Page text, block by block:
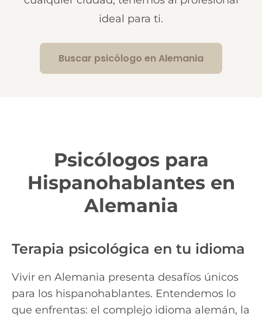
ideal para ti.
Buscar psicólogo en Alemania
Psicólogos para
Hispanohablantes en
Alemania
Terapia psicológica en tu idioma
Vivir en Alemania presenta desafíos únicos
para los hispanohablantes. Entendemos lo
que enfrentas: el complejo idioma alemán, la